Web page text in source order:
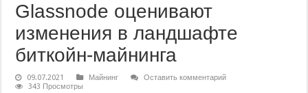
Glassnode оценивают
изменения в ландшафте
биткойн-майнинга
09.07.2021 Майнинг
Оставить комментарий
343 Просмотры